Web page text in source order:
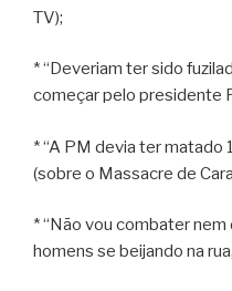
TV);
* “Deveriam ter sido
começar pelo presidente
* “A PM devia ter matado
(sobre o Massacre de
* “Não vou combater nem
homens se beijando na